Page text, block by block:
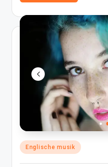
Posted
in
Englische musik